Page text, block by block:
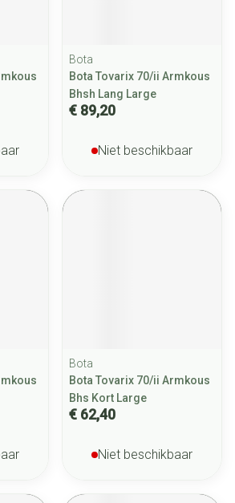
Bota
Bota Tovarix 70/ii Armkous
Bhsh Lang Large
€ 89,20
Niet beschikbaar
Bota
Bota Tovarix 70/ii Armkous
Bhs Kort Large
€ 62,40
Niet beschikbaar